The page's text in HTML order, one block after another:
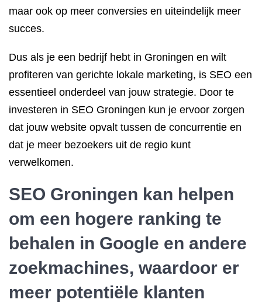
maar ook op meer conversies en uiteindelijk meer
succes.
Dus als je een bedrijf hebt in Groningen en wilt
profiteren van gerichte lokale marketing, is SEO een
essentieel onderdeel van jouw strategie. Door te
investeren in SEO Groningen kun je ervoor zorgen
dat jouw website opvalt tussen de concurrentie en
dat je meer bezoekers uit de regio kunt
verwelkomen.
SEO Groningen kan helpen
om een hogere ranking te
behalen in Google en andere
zoekmachines, waardoor er
meer potentiële klanten